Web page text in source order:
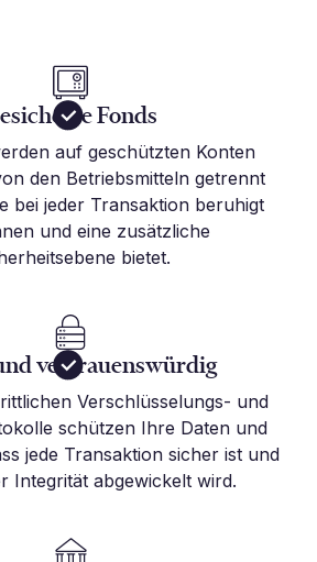
Fonds
auf geschützten Konten
den Betriebsmitteln getrennt
bei jeder Transaktion beruhigt
und eine zusätzliche
bietet.
vertrauenswürdig
Verschlüsselungs- und
schützen Ihre Daten und
jede Transaktion sicher ist und
Integrität abgewickelt wird.